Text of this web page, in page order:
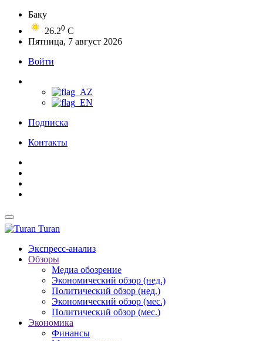
Баку
26.20 C
Пятница, 7 август 2026
Войти
Подписка
Контакты
Turan
Экспресс-анализ
Обзоры
Медиа обозрение
Экономический обзор (нед.)
Политический обзор (нед.)
Экономический обзор (мес.)
Политический обзор (мес.)
Экономика
Финансы